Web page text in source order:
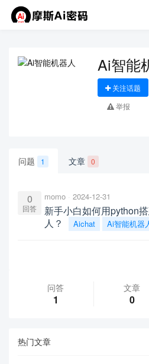
Ai智能
关注话题
举报
问题 1 文章 0
0
回答
momo 2024-12-31
新手小白如何用python
人？
Aichat Ai智能机器
问答
1
文章
0
热门文章